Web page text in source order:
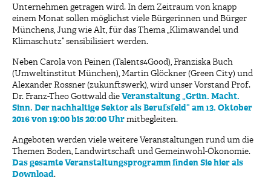
Unternehmen getragen wird. In dem Zeitraum von knapp
einem Monat sollen möglichst viele Bürgerinnen und Bürger
Münchens, Jung wie Alt, für das Thema „Klimawandel und
Klimaschutz“ sensibilisiert werden.
Neben Carola von Peinen (Talents4Good), Franziska Buch
(Umweltinstitut München), Martin Glöckner (Green City) und
Alexander Rossner (zukunftswerk), wird unser Vorstand Prof.
Dr. Franz-Theo Gottwald die Veranstaltung „Grün. Macht.
Sinn. Der nachhaltige Sektor als Berufsfeld“ am 13. Oktober
2016 von 19:00 bis 20:00 Uhr mitbegleiten.
Angeboten werden viele weitere Veranstaltungen rund um die
Themen Boden, Landwirtschaft und Gemeinwohl-Ökonomie.
Das gesamte Veranstaltungsprogramm finden Sie hier als
Download.